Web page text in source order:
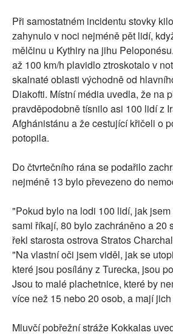
Při samostatném incidentu stovky
zahynulo v noci nejméně pět lidí,
mělčinu u Kythiry na jihu
až 100 km/h plavidlo ztroskotalo v
skalnaté oblasti východně od
Diakofti. Místní média uvedla, že na
pravděpodobně tísnilo asi 100 lidí z
Afghánistánu a že cestující křičeli o
potopila.
Do čtvrtečního rána se podařilo
nejméně 13 bylo převezeno do
"Pokud bylo na lodi 100 lidí, jak
sami říkají, 80 bylo zachráněno a 20
řekl starosta ostrova Stratos
"Na vlastní oči jsem viděl, jak se
které jsou posílány z Turecka, jsou
Jsou to malé plachetnice, které by
více než 15 nebo 20 osob, a mají
Mluvčí pobřežní stráže Kokkalas